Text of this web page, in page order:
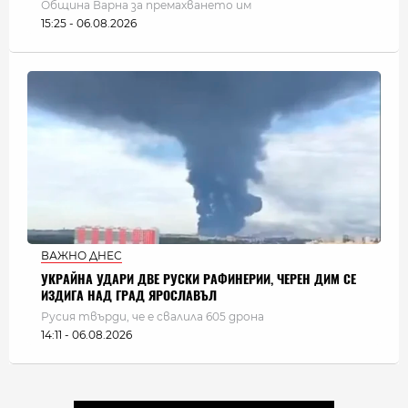
Община Варна за премахването им
15:25 - 06.08.2026
ВАЖНО ДНЕС
УКРАЙНА УДАРИ ДВЕ РУСКИ РАФИНЕРИИ, ЧЕРЕН ДИМ СЕ
ИЗДИГА НАД ГРАД ЯРОСЛАВЪЛ
Русия твърди, че е свалила 605 дрона
14:11 - 06.08.2026